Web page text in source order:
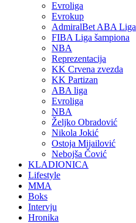
Evroliga
Evrokup
AdmiralBet ABA Liga
FIBA Liga šampiona
NBA
Reprezentacija
KK Crvena zvezda
KK Partizan
ABA liga
Evroliga
NBA
Željko Obradović
Nikola Jokić
Ostoja Mijailović
Nebojša Čović
KLADIONICA
Lifestyle
MMA
Boks
Intervju
Hronika